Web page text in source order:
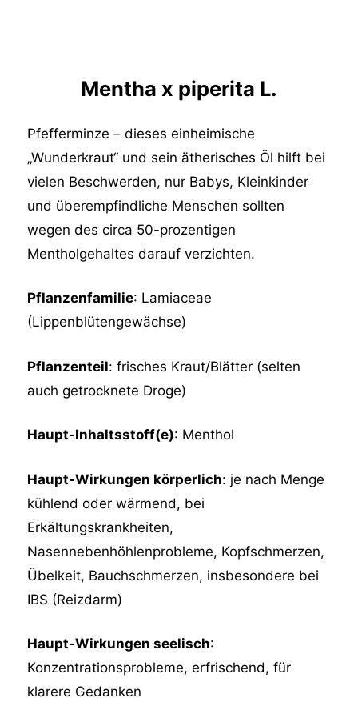
Mentha x piperita L.
Pfefferminze – dieses einheimische
„Wunderkraut“ und sein ätherisches Öl hilft bei
vielen Beschwerden, nur Babys, Kleinkinder
und überempfindliche Menschen sollten
wegen des circa 50-prozentigen
Mentholgehaltes darauf verzichten.
Pflanzenfamilie: Lamiaceae
(Lippenblütengewächse)
Pflanzenteil: frisches Kraut/Blätter (selten
auch getrocknete Droge)
Haupt-Inhaltsstoff(e): Menthol
Haupt-Wirkungen körperlich: je nach Menge
kühlend oder wärmend, bei
Erkältungskrankheiten,
Nasennebenhöhlenprobleme, Kopfschmerzen,
Übelkeit, Bauchschmerzen, insbesondere bei
IBS (Reizdarm)
Haupt-Wirkungen seelisch:
Konzentrationsprobleme, erfrischend, für
klarere Gedanken